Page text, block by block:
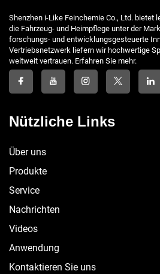
Shenzhen i-Like Feinchemie Co., Ltd. bietet
die Fahrzeug- und Heimpflege unter der
forschungs- und entwicklungsgesteuerte
Vertriebsnetzwerk liefern wir hochwertige
weltweit vertrauen. Erfahren Sie mehr.
Nützliche Links
Über uns
Produkte
Service
Nachrichten
Videos
Anwendung
Kontaktieren Sie uns